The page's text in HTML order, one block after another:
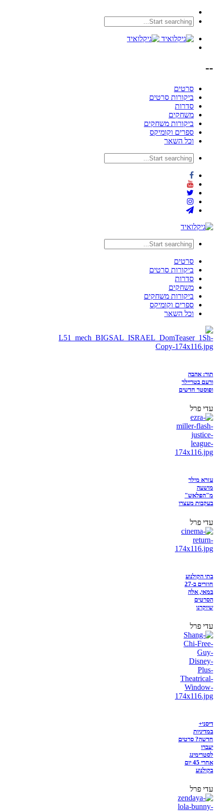
--
סרטים
ביקורות סרטים
סדרות
משחקים
ביקורות משחקים
ספרים וקומיקס
וכל השאר
סרטים
ביקורות סרטים
סדרות
משחקים
ביקורות משחקים
ספרים וקומיקס
וכל השאר
תור: אהבה
ורעם בטריילר
ופוסטר חדשים
עדי פרל
עזרא מילר
מושעה
מ"הפלאש"
בעקבות מעצרו
עדי פרל
בתי הקולנוע
חוזרים ב-27
במאי, אלה
הסרטים
שיוקרנו
עדי פרל
דיסני+
במדיניות
חדשה? סרטים
יעברו
לסטרימינג
אחרי 45 יום
בקולנוע
עדי פרל